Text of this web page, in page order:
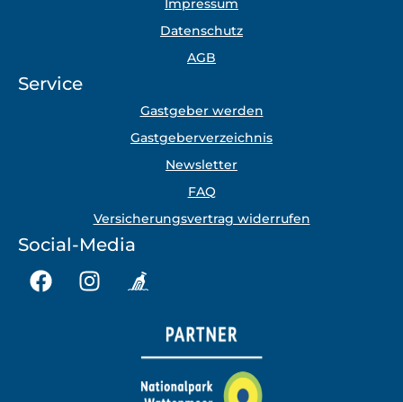
Impressum
Datenschutz
AGB
Service
Gastgeber werden
Gastgeberverzeichnis
Newsletter
FAQ
Versicherungsvertrag widerrufen
Social-Media